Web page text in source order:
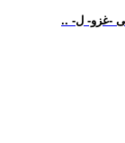
-غزو- ل